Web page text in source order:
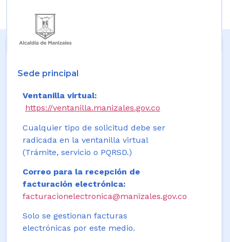
Sede principal
Ventanilla virtual:
https://ventanilla.manizales.gov.co
Cualquier tipo de solicitud debe ser
radicada en la ventanilla virtual
(Trámite, servicio o PQRSD.)
Correo para la recepción de
facturación electrónica:
facturacionelectronica@manizales.gov.co
Solo se gestionan facturas
electrónicas por este medio.